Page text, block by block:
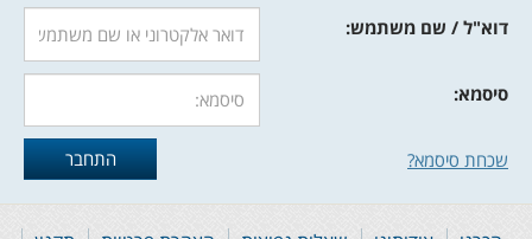
דוא"ל / שם משתמש:
סיסמא:
שכחת סיסמא?